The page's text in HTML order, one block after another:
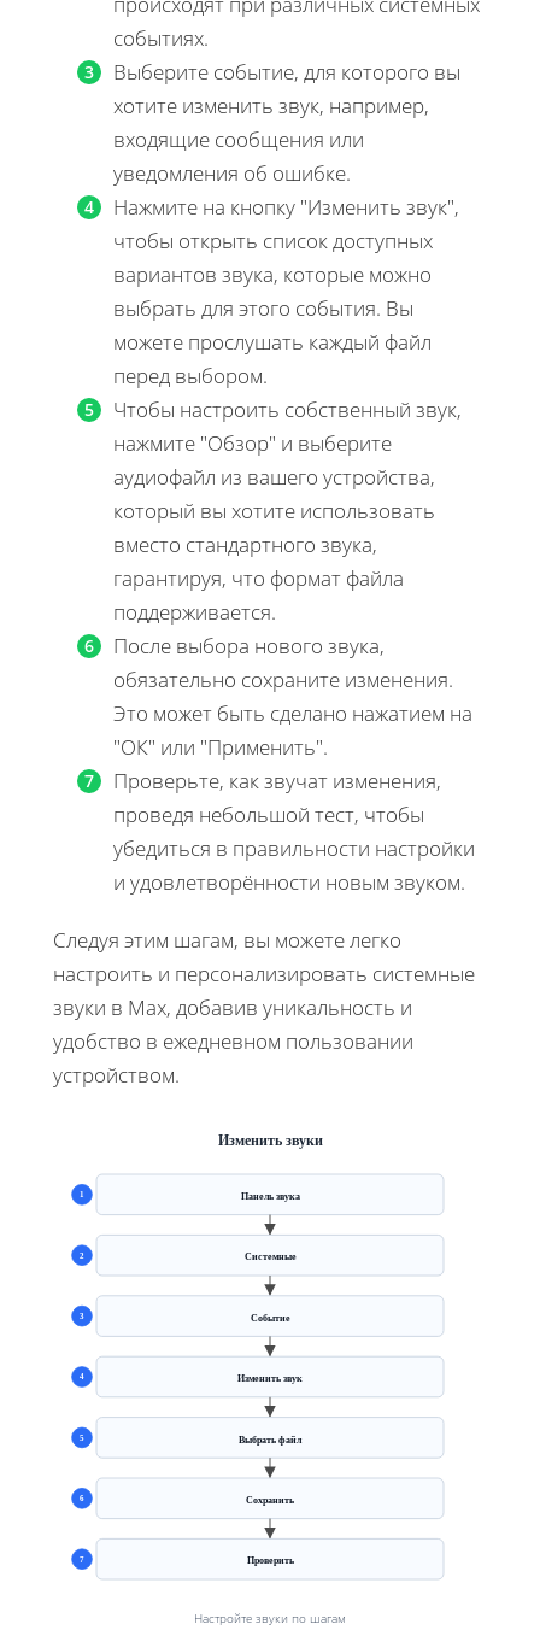
событиях.
Выберите событие, для которого вы
хотите изменить звук, например,
входящие сообщения или
уведомления об ошибке.
Нажмите на кнопку "Изменить звук",
чтобы открыть список доступных
вариантов звука, которые можно
выбрать для этого события. Вы
можете прослушать каждый файл
перед выбором.
Чтобы настроить собственный звук,
нажмите "Обзор" и выберите
аудиофайл из вашего устройства,
который вы хотите использовать
вместо стандартного звука,
гарантируя, что формат файла
поддерживается.
После выбора нового звука,
обязательно сохраните изменения.
Это может быть сделано нажатием на
"ОК" или "Применить".
Проверьте, как звучат изменения,
проведя небольшой тест, чтобы
убедиться в правильности настройки
и удовлетворённости новым звуком.
Следуя этим шагам, вы можете легко
настроить и персонализировать системные
звуки в Max, добавив уникальность и
удобство в ежедневном пользовании
устройством.
Изменить звуки
Панель звука
1
Системные
2
Событие
3
Изменить звук
4
Выбрать файл
5
Сохранить
6
Проверить
7
Настройте звуки по шагам